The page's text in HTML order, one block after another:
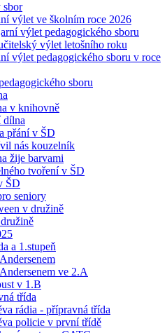
sbor
výlet ve školním roce 2026
výlet pedagogického sboru
výlet letošního roku
výlet pedagogického sboru v roce
sboru
v knihovně
dílna
přání v ŠD
nás kouzelník
žije barvami
tvoření v ŠD
ŠD
seniory
v družině
a 1.stupeň
ve 2.A
v 1.B
třída
rádia - přípravná třída
policie v první třídě